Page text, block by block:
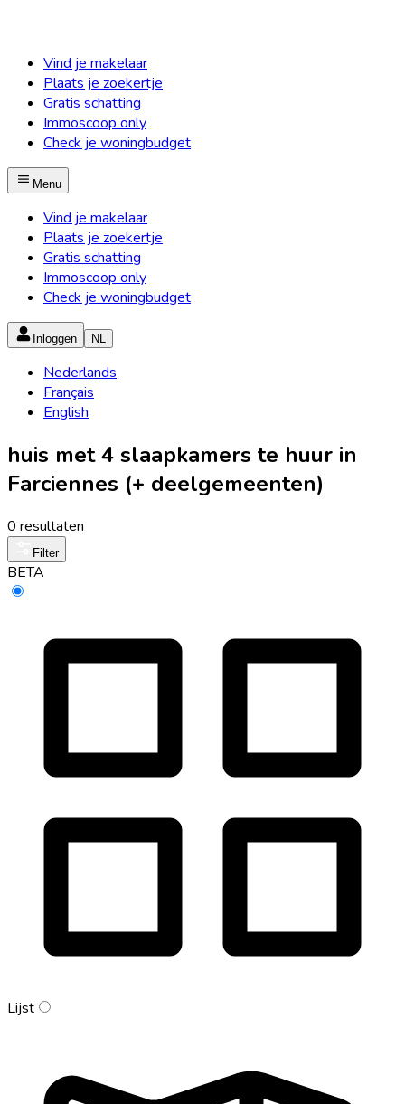
Vind je makelaar
Plaats je zoekertje
Gratis schatting
Immoscoop only
Check je woningbudget
Menu
Vind je makelaar
Plaats je zoekertje
Gratis schatting
Immoscoop only
Check je woningbudget
Inloggen NL
Nederlands
Français
English
huis met 4 slaapkamers te huur in
Farciennes (+ deelgemeenten)
0 resultaten
Filter
BETA
Lijst